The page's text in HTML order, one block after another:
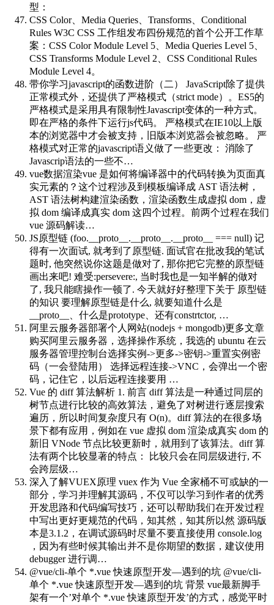
型：
CSS Color、Media Queries、Transforms、Conditional
Rules W3C CSS 工作组发布四份规范的首个公开工作草
案：CSS Color Module Level 5、Media Queries Level 5、
CSS Transforms Module Level 2、CSS Conditional Rules
Module Level 4。
带你学习javascript的函数进阶（二）
JavaScript除了提供
正常模式外，还提供了严格模式（strict mode）。ES5的
严格模式是采用具有限制性Javascript变体的一种方式。
即在严格的条件下运行js代码。 严格模式在IE10以上版
本的浏览器中才会被支持，旧版本浏览器会被忽略。 严
格模式对正常的javascript语义做了一些更改： 消除了
Javascrip语法的一些不…
vue数据渲染vue 是如何将编译器中的代码转换为页面真
实元素的？这个过程涉及到模板编译成 AST 语法树，
AST 语法树构建渲染函数，渲染函数生成虚拟 dom，虚
拟 dom 编译成真实 dom 这四个过程。前两个过程在我们
vue 源码解读…
JS原型链 (foo.__proto__.__proto__.__proto__ === null) 记
得有一次面试, 就考到了原型链. 面试官在批改我的笔试
题时, 他突然说你这题是做对了, 那你把它完整的原型链
画出来吧! 难受:persevere:, 当时我也是一知半解的做对
了, 我只能瞎操作一顿了. 今天就好好整理下关于 原型链
的知识 要理解原型链是什么, 就要知道什么是
__proto__、什么是prototype、还有constrtctor, …
阿里云服务器部署个人网站(nodejs + mongodb)更多文章
购买阿里云服务器，选择操作系统，我选的 ubuntu 在云
服务器管理控制台选择实例->更多->密钥->重置实例密
码（一会登陆用） 选择远程连接->VNC，会弹出一个密
码，记住它，以后远程连接要用 …
Vue 的 diff 算法解析 1. 前言 diff 算法是一种通过同层的
树节点进行比较的高效算法，避免了对树进行逐层搜索
遍历，所以时间复杂度只有 O(n)。diff 算法的在很多场
景下都有应用，例如在 vue 虚拟 dom 渲染成真实 dom 的
新旧 VNode 节点比较更新时，就用到了该算法。diff 算
法有两个比较显著的特点： 比较只会在同层级进行, 不
会跨层级…
深入了解VUEX原理 vuex 作为 Vue 全家桶不可或缺的一
部分，学习并理解其源码，不仅可以学习到作者的优秀
开发思路和代码编写技巧，还可以帮助我们在开发过程
中写出更好更规范的代码，知其然，知其所以然 源码版
本是3.1.2，在调试源码时尽量不要直接使用 console.log
，因为有些时候其输出并不是你期望的数据，建议使用
debugger 进行调…
@vue/cli-单个 *.vue 快速原型开发—遇到的坑 @vue/cli-
单个 *.vue 快速原型开发—遇到的坑 背景 vue最新脚手
架有一个’对单个 *.vue 快速原型开发’的方式，感觉平时